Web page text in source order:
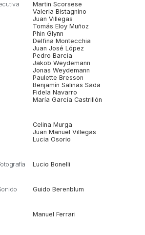
Martin Scorsese
Valeria Bistagnino
Juan Villegas
Tomás Eloy Muñoz
Phin Glynn
Delfina Montecchia
Juan José López
Pedro Barcia
Jakob Weydemann
Jonas Weydemann
Paulette Bresson
Benjamín Salinas Sada
Fidela Navarro
María García Castrillón
Celina Murga
Juan Manuel Villegas
Lucia Osorio
Lucio Bonelli
Guido Berenblum
Manuel Ferrari